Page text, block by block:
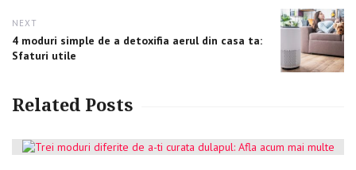
NEXT
Next
post:
4 moduri simple de a detoxifia aerul din casa ta:
Sfaturi utile
Related Posts